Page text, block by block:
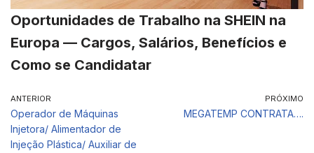
Oportunidades de Trabalho na SHEIN na
Europa — Cargos, Salários, Benefícios e
Como se Candidatar
ANTERIOR
Operador de Máquinas
Injetora/ Alimentador de
Injeção Plástica/ Auxiliar de
PRÓXIMO
MEGATEMP CONTRATA….